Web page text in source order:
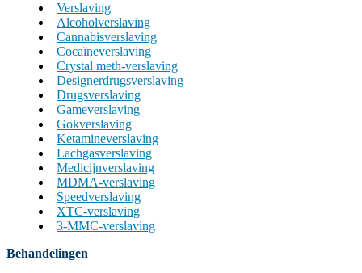
Verslaving
Alcoholverslaving
Cannabisverslaving
Cocaïneverslaving
Crystal meth-verslaving
Designerdrugsverslaving
Drugsverslaving
Gameverslaving
Gokverslaving
Ketamineverslaving
Lachgasverslaving
Medicijnverslaving
MDMA-verslaving
Speedverslaving
XTC-verslaving
3-MMC-verslaving
Behandelingen